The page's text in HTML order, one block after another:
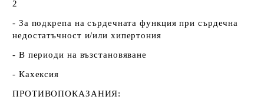
2
- За подкрепа на сърдечната функция при сърдечна
недостатъчност и/или хипертония
- В периоди на възстановяване
- Кахексия
ПРОТИВОПОКАЗАНИЯ: